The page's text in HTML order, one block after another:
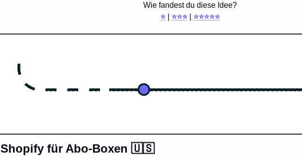
Wie fandest du diese Idee?
⭐️ | ⭐️⭐️⭐️ | ⭐️⭐️⭐️⭐️⭐️
Shopify für Abo-Boxen 🇺🇸